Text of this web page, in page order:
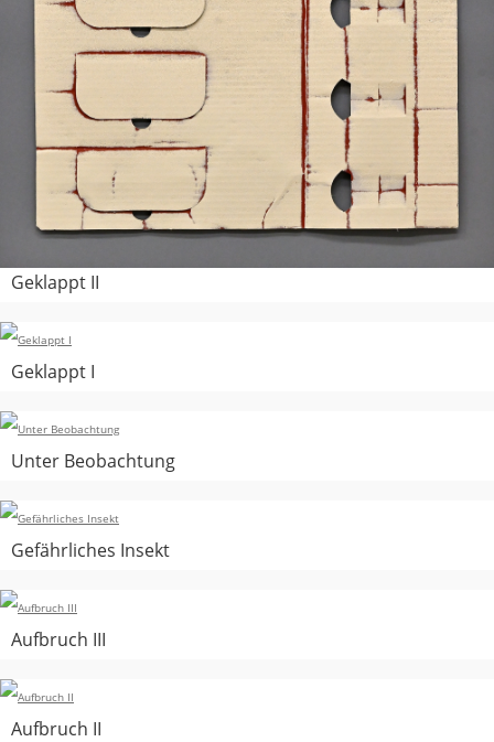
Geklappt II
Geklappt I
Unter Beobachtung
Gefährliches Insekt
Aufbruch III
Aufbruch II